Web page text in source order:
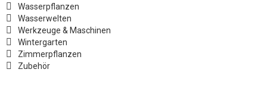
Wasserpflanzen
Wasserwelten
Werkzeuge & Maschinen
Wintergarten
Zimmerpflanzen
Zubehör